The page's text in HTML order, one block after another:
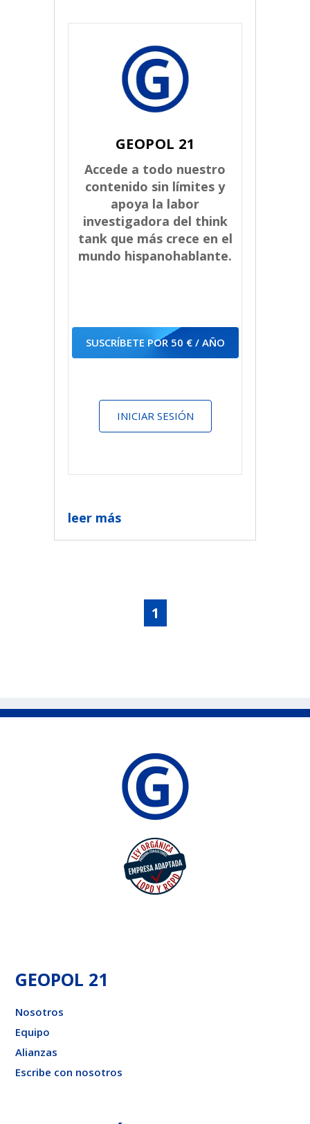
GEOPOL 21
Accede a todo nuestro
contenido sin límites y
apoya la labor
investigadora del think
tank que más crece en el
mundo hispanohablante.
SUSCRÍBETE POR 50 € / AÑO
INICIAR SESIÓN
leer más
1
GEOPOL 21
Nosotros
Equipo
Alianzas
Escribe con nosotros